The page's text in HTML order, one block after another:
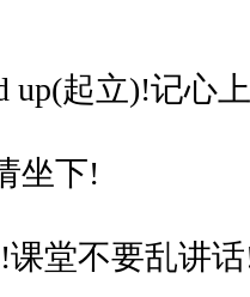
up(起立)!记心
坐下!
课堂不要乱讲